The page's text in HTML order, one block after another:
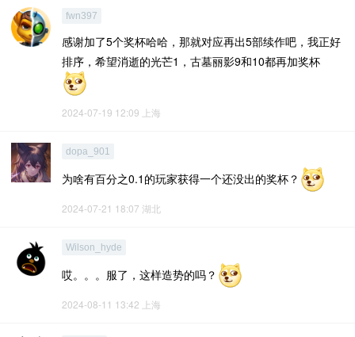
fwn397
感谢加了5个奖杯哈哈，那就对应再出5部续作吧，我正好
排序，希望消逝的光芒1，古墓丽影9和10都再加奖杯
2024-07-19 12:09 上海
dopa_901
为啥有百分之0.1的玩家获得一个还没出的奖杯？
2024-07-21 18:07 湖北
Wilson_hyde
哎。。。服了，这样造势的吗？
2024-08-11 13:42 上海